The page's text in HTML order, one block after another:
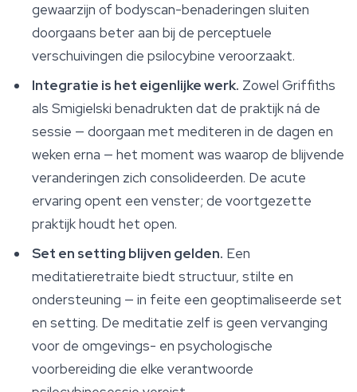
gewaarzijn of bodyscan-benaderingen sluiten
doorgaans beter aan bij de perceptuele
verschuivingen die psilocybine veroorzaakt.
Integratie is het eigenlijke werk. Zowel Griffiths
als Smigielski benadrukten dat de praktijk ná de
sessie — doorgaan met mediteren in de dagen en
weken erna — het moment was waarop de blijvende
veranderingen zich consolideerden. De acute
ervaring opent een venster; de voortgezette
praktijk houdt het open.
Set en setting blijven gelden. Een
meditatieretraite biedt structuur, stilte en
ondersteuning — in feite een geoptimaliseerde set
en setting. De meditatie zelf is geen vervanging
voor de omgevings- en psychologische
voorbereiding die elke verantwoorde